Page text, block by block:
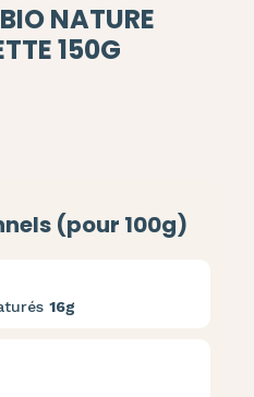
NATURE
150G
(pour 100g)
16g